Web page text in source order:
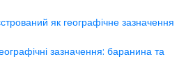
як географічне зазначення
зазначення: баранина та